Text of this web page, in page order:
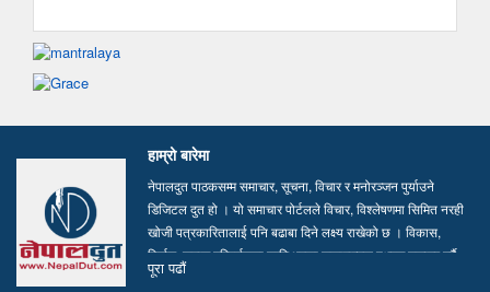
हाम्रो बारेमा
नेपालदुत पाठकसम्म समाचार, सूचना, विचार र मनोरञ्जन पुर्याउने
डिजिटल दुत हो । यो समाचार पोर्टलले विचार, विश्लेषणमा सिमित नरही
खोजी पत्रकारितालाई पनि बढाबा दिने लक्ष्य राखेको छ । विकास,
निर्माण, समाज परिवर्तनका लागि भएका सकारात्मक पक्षहरु उजागर गर्दै
सत्य, तथ्य र निष्पक्ष समाचार सम्प्रेषण गर्न हामी प्रतिवद्ध छौं…
पूरा पढाैं